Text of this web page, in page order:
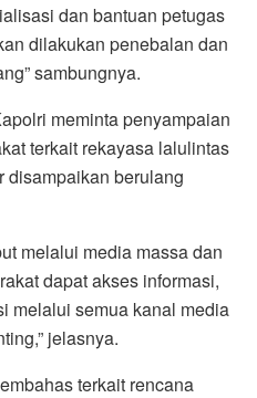
dan bantuan petugas
dilakukan penebalan dan
sambungnya.
meminta penyampaian
terkait rekayasa lalulintas
disampaikan berulang
melalui media massa dan
dapat akses informasi,
melalui semua kanal media
jelasnya.
terkait rencana